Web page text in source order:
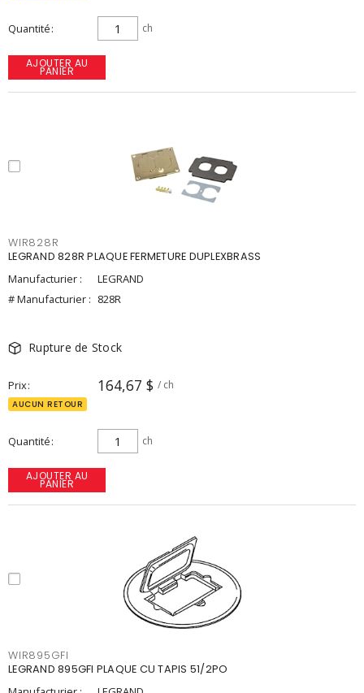
Quantité ch
AJOUTER AU
PANIER
WIR828R
LEGRAND 828R PLAQUE FERMETURE DUPLEXBRASS
Manufacturier :
LEGRAND
# Manufacturier : 828R
Rupture de Stock
Prix 164,67 $ / ch
AUCUN RETOUR
Quantité ch
AJOUTER AU
PANIER
WIR895GFI
LEGRAND 895GFI PLAQUE CU TAPIS 51/2PO